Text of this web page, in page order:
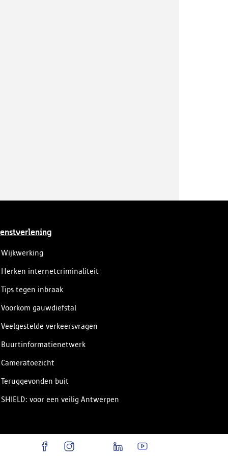
Wijkwerking
Herken internetcriminaliteit
Tips tegen inbraak
Voorkom gauwdiefstal
Veelgestelde verkeersvragen
Buurtinformatienetwerk
Cameratoezicht
Teruggevonden buit
SHIELD: voor een veilig Antwerpen